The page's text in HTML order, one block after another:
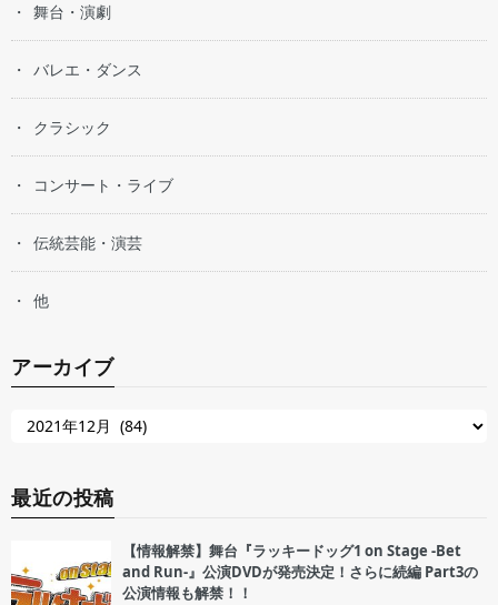
舞台・演劇
バレエ・ダンス
クラシック
コンサート・ライブ
伝統芸能・演芸
他
アーカイブ
最近の投稿
【情報解禁】舞台『ラッキードッグ1 on Stage -Bet
and Run-』公演DVDが発売決定！さらに続編 Part3の
公演情報も解禁！！